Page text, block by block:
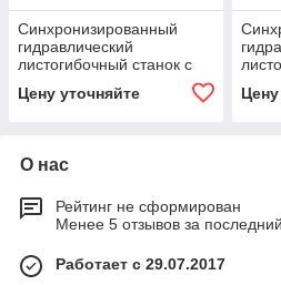
Синхронизированный
гидравлический
листогибочный станок с
Цену уточняйте
О нас
Рейтинг не сформирован
Менее 5 отзывов за
Работает с 29.07.2017